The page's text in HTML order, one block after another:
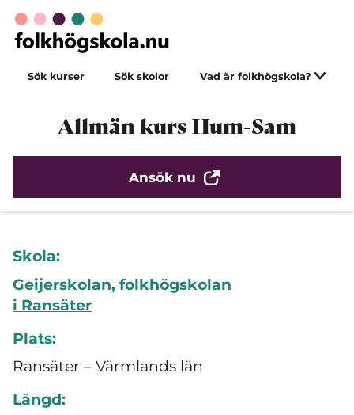
Sök kurser Sök skolor Vad är folkhögskola?
Allmän kurs Hum-Sam
Ansök nu
Skola:
Geijerskolan, folkhögskolan
i Ransäter
Plats:
Ransäter – Värmlands län
Längd: